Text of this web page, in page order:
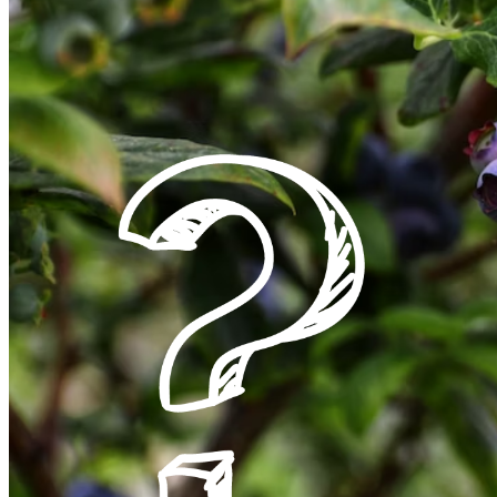
Citi skuju koki
Mūžzaļie rododendri
koku audzēšana
kā audzēt dažādus
lai tie dzīvo ilgi
efektīvi?
Ceriņu audzēšana
Kur un kā audzēt ceriņus?
Lasīt vairāk
Spireju
Kā pareizi
spirejas?
Lasīt vairāk